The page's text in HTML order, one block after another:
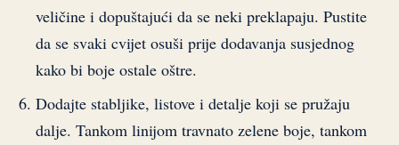
veličine i dopuštajući da se neki preklapaju. Pustite
da se svaki cvijet osuši prije dodavanja susjednog
kako bi boje ostale oštre.
Dodajte stabljike, listove i detalje koji se pružaju
dalje. Tankom linijom travnato zelene boje, tankom